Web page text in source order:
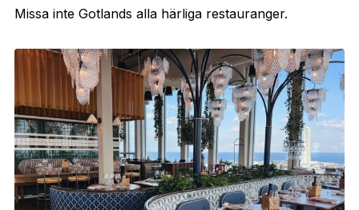
Missa inte Gotlands alla härliga restauranger.